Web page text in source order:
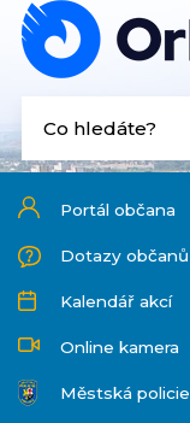
Portál občana
Dotazy občanů
Kalendář akcí
Online kamera
Městská policie